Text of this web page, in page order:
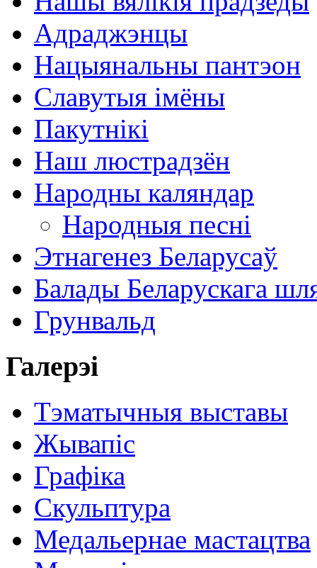
Адраджэнцы
Нацыянальны пантэон
Славутыя імёны
Пакутнікі
Наш люстрадзён
Народны каляндар
Народныя песні
Этнагенез Беларусаў
Балады Беларускага
Грунвальд
Галерэі
Тэматычныя выставы
Жывапіс
Графіка
Скульптура
Медальернае мастацтва